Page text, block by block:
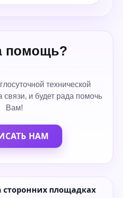
помощь?
технической
связи, и будет рада помочь
Вам!
НАМ
площадках